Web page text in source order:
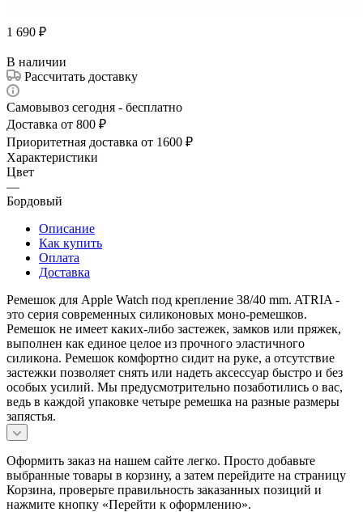
1 690 ₽
В наличии
Рассчитать доставку
Самовывоз сегодня - бесплатно
Доставка от 800 ₽
Приоритетная доставка от 1600 ₽
Характеристики
Цвет
—
Бордовый
Описание
Как купить
Оплата
Доставка
Ремешок для Apple Watch под крепление 38/40 mm. ATRIA -
это серия современных силиконовых моно-ремешков.
Ремешок не имеет каких-либо застежек, замков или пряжек,
выполнен как единое целое из прочного эластичного
силикона. Ремешок комфортно сидит на руке, а отсутствие
застежки позволяет снять или надеть аксессуар быстро и без
особых усилий. Мы предусмотрительно позаботились о вас,
ведь в каждой упаковке четыре ремешка на разные размеры
запястья.
Оформить заказ на нашем сайте легко. Просто добавьте
выбранные товары в корзину, а затем перейдите на страницу
Корзина, проверьте правильность заказанных позиций и
нажмите кнопку «Перейти к оформлению».